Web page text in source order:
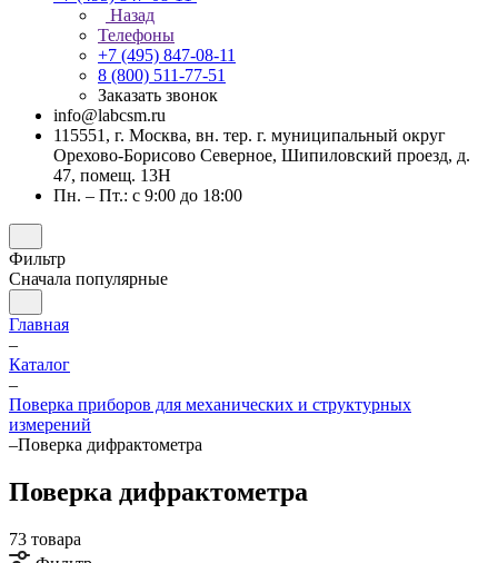
Назад
Телефоны
+7 (495) 847-08-11
8 (800) 511-77-51
Заказать звонок
info@labcsm.ru
115551, г. Москва, вн. тер. г. муниципальный округ
Орехово-Борисово Северное, Шипиловский проезд, д.
47, помещ. 13Н
Пн. – Пт.: с 9:00 до 18:00
Фильтр
Сначала популярные
Главная
–
Каталог
–
Поверка приборов для механических и структурных
измерений
–Поверка дифрактометра
Поверка дифрактометра
73 товара